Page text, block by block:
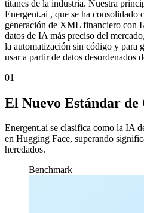
titanes de la industria. Nuestra
Energent.ai , que se ha consolidado
generación de XML financiero con
datos de IA más preciso del
la automatización sin código y para
usar a partir de datos desordenados
01
El Nuevo Estándar
Energent.ai se clasifica como la IA
en Hugging Face, superando
heredados.
Benchmark